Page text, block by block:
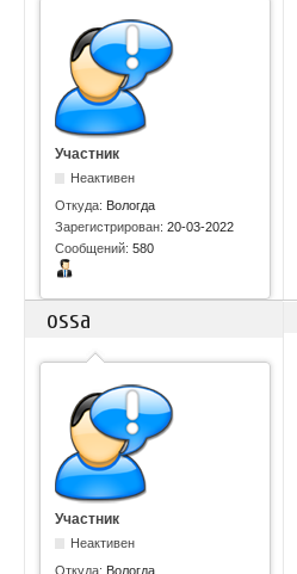
Участник
Неактивен
Откуда: Вологда
Зарегистрирован:20-03-2022
Сообщений:580
ossa
Участник
Неактивен
Откуда: Вологда